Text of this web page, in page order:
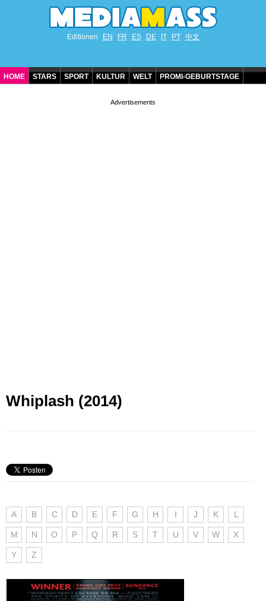
Editionen EN FR ES DE IT PT 中文
HOME STARS SPORT KULTUR WELT PROMI-GEBURTSTAGE
Whiplash (2014)
A B C D E F G H I J K L
M N O P Q R S T U V W X
Y Z